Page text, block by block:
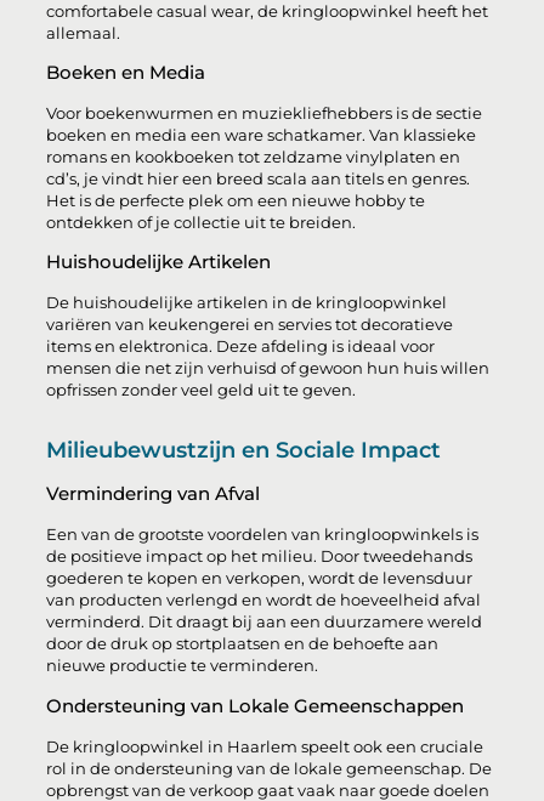
comfortabele casual wear, de kringloopwinkel heeft het
allemaal.
Boeken en Media
Voor boekenwurmen en muziekliefhebbers is de sectie
boeken en media een ware schatkamer. Van klassieke
romans en kookboeken tot zeldzame vinylplaten en
cd’s, je vindt hier een breed scala aan titels en genres.
Het is de perfecte plek om een nieuwe hobby te
ontdekken of je collectie uit te breiden.
Huishoudelijke Artikelen
De huishoudelijke artikelen in de kringloopwinkel
variëren van keukengerei en servies tot decoratieve
items en elektronica. Deze afdeling is ideaal voor
mensen die net zijn verhuisd of gewoon hun huis willen
opfrissen zonder veel geld uit te geven.
Milieubewustzijn en Sociale Impact
Vermindering van Afval
Een van de grootste voordelen van kringloopwinkels is
de positieve impact op het milieu. Door tweedehands
goederen te kopen en verkopen, wordt de levensduur
van producten verlengd en wordt de hoeveelheid afval
verminderd. Dit draagt bij aan een duurzamere wereld
door de druk op stortplaatsen en de behoefte aan
nieuwe productie te verminderen.
Ondersteuning van Lokale Gemeenschappen
De kringloopwinkel in Haarlem speelt ook een cruciale
rol in de ondersteuning van de lokale gemeenschap. De
opbrengst van de verkoop gaat vaak naar goede doelen